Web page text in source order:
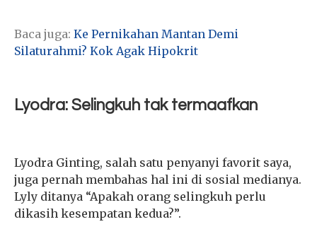
Baca juga: Ke Pernikahan Mantan Demi
Silaturahmi? Kok Agak Hipokrit
Lyodra: Selingkuh tak termaafkan
Lyodra Ginting, salah satu penyanyi favorit saya,
juga pernah membahas hal ini di sosial medianya.
Lyly ditanya “Apakah orang selingkuh perlu
dikasih kesempatan kedua?”.